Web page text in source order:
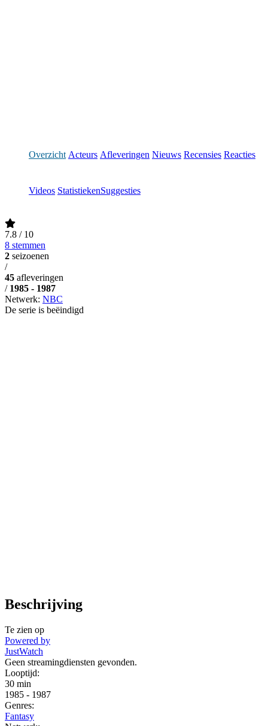
Overzicht Acteurs Afleveringen Nieuws Recensies Reacties
Videos StatistiekenSuggesties
7.8 / 10
8 stemmen
2 seizoenen
/
45 afleveringen
/ 1985 - 1987
Netwerk: NBC
De serie is beëindigd
Beschrijving
Te zien op
Powered by
JustWatch
Geen streamingdiensten gevonden.
Looptijd:
30 min
1985 - 1987
Genres:
Fantasy